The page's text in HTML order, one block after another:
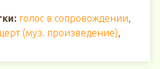
голос в сопровождении,
(муз. произведение),